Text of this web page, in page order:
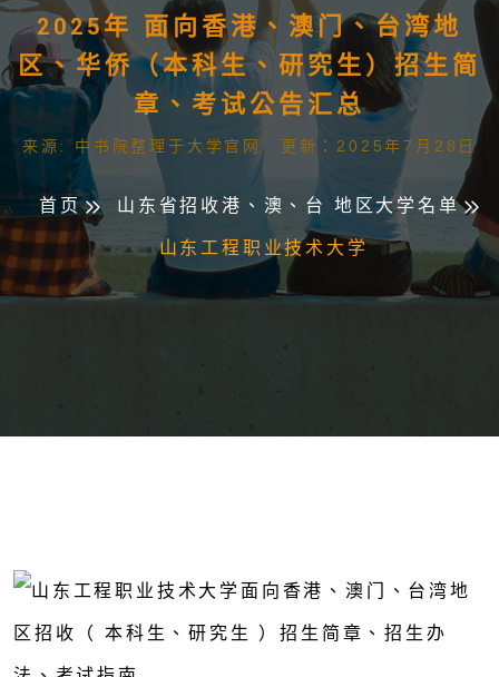
2025年 面向香港、澳门、台湾地
区、华侨（本科生、研究生）招生简
章、考试公告汇总
来源: 中书院整理于大学官网 更新：2025年7月28日
首页 山东省招收港、澳、台 地区大学名单
山东工程职业技术大学